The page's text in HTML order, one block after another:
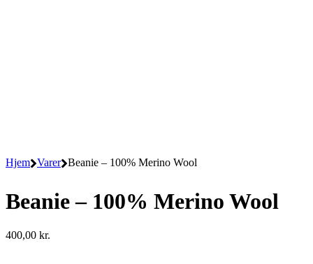
Hjem Varer Beanie – 100% Merino Wool
Beanie – 100% Merino Wool
400,00 kr.